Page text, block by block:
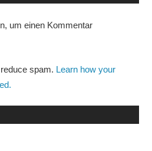
um einen Kommentar
spam. Learn how your